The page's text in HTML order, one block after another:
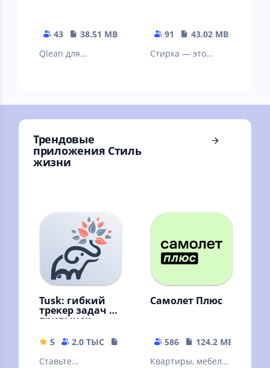
43
38.51 MB
Qlean для
91
43.02 MB
Стирка — это
стиральной
машины.
Трендовые
приложения Стиль
жизни
Tusk: гибкий
трекер задач и
привычек
5 2.0 ТЫС
54.94 MB
Ставьте
Самолет Плюс
586
124.2 MB
Квартиры, мебель,